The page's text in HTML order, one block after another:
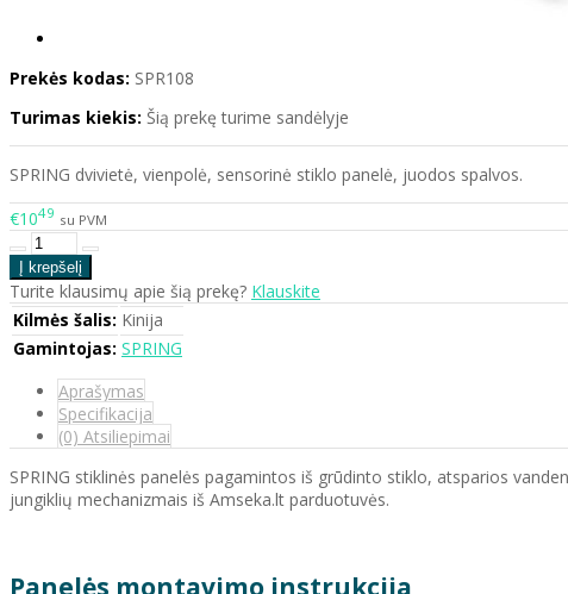
Prekės kodas: SPR108
Turimas kiekis: Šią prekę turime sandėlyje
SPRING dvivietė, vienpolė, sensorinė stiklo panelė, juodos spalvos.
€1049 su PVM
Turite klausimų apie šią prekę? Klauskite
Kilmės šalis: Kinija
Gamintojas: SPRING
Aprašymas
Specifikacija
(0) Atsiliepimai
SPRING stiklinės panelės pagamintos iš grūdinto stiklo, atsparios
jungiklių mechanizmais iš Amseka.lt parduotuvės.
Panelės montavimo instrukcija